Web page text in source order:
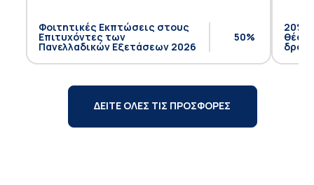
Φοιτητικές Εκπτώσεις στους
Επιτυχόντες των
Πανελλαδικών Εξετάσεων 2026
50%
20%
θέση
ΔΕΙΤΕ ΟΛΕΣ ΤΙΣ ΠΡΟΣΦΟΡΕΣ